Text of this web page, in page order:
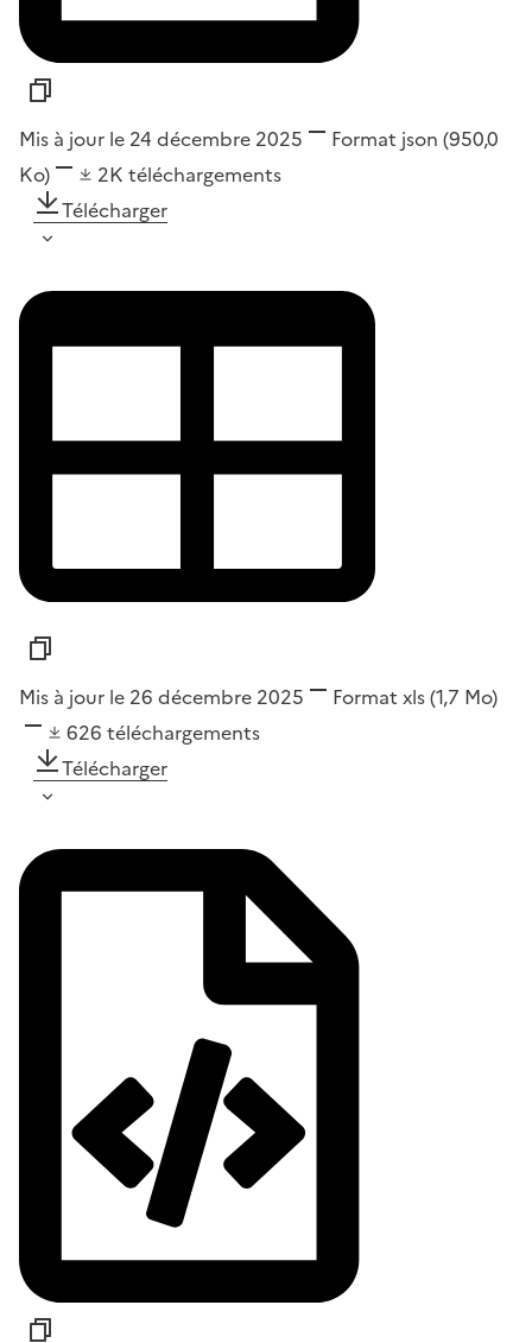
Mis à jour le 24 décembre 2025 Format json (950,0
Ko)
2K téléchargements
Télécharger
Mis à jour le 26 décembre 2025 Format xls(1,7 Mo)
626 téléchargements
Télécharger